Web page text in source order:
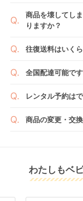
の上で、早期
のもございま
新品商品はメ
走行テストを
となる場合が
場合や、在庫
い。
※万が一キャ
てお届けして
感はございま
商品を壊してし
りますか？
おります。
ョンをご購入
詳しくはこち
往復送料はいく
へ入れ、カー
全国配達可能で
※空港への配
レンタル予約は
可能ですので
商品の変更・交
また、レンタ
可能です。
わたしもベ